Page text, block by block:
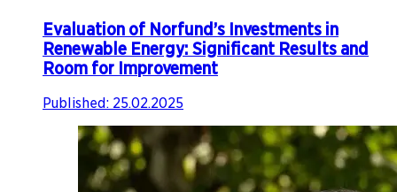
Evaluation of Norfund’s Investments in
Renewable Energy: Significant Results and
Room for Improvement​​​​‌ ‍ ​‍​‍‌‍ ‌ ​‍‌‍‍‌‌‍‌ ‌‍‍‌‌‍ ‍​‍​‍​ ‍‍​‍​‍‌ ​ ‌‍​‌‌‍ ‍‌‍‍‌‌ ‌​‌ ‍‌​‍ ‍‌‍‍‌‌‍ ​‍​‍​‍ ​​‍​‍‌‍‍​‌ ​‍‌‍‌‌‌‍‌‍​‍​‍​ ‍‍​‍​‍‌‍‍​‌ ‌​‌ ‌​‌ ​​‌ ​ ​ ‍‍​‍ ​‍ ‌‍ ‍‌‍ ‌ ​‍‌‍‌‌‌‍​ ​‍ ‌‌‍‌‌‌ ‌‍‌‍​‌‌‍ ​​‍ ‌‌‍​ ‌‍ ‌‌ ​ ​‍ ‍‌ ‌‍‌‍‌‌‌ ​‍‌‍​ ‌‍‌‌‌‍ ​​‍ ‍‌‍​‌‌ ​​‌ ​​​‍ ‌‍‍‌‌‍ ‍‌ ‌​‌‍‌‌‌‍ ‍‌ ‌​​‍ ‌‍‌‌‌‍‌​‌‍‍‌‌ ‌​​‍ ‌‍ ‌‌‍ ‌‍‌​‌‍‌‌​ ‌‌ ​​‌ ​‍‌‍‌‌‌ ​ ‌‍‌‌‌‍ ‍‌ ‌​‌‍​‌‌ ‌​‌‍‍‌‌‍ ‌‍ ‍​ ‍ ‌‍‍‌‌‍‌​​ ‌‌‍​‍​ ​ ​ ‌​​ ​​​ ‌​​ ‌‌​ ‍‌‌‍‌‌​‍ ‌​ ​‌​ ‌‌​ ‌ ​ ​​​‍ ‌​ ‌​​ ‍​‌‍​‍​ ‌‍​‍ ‌‌‍​‍​ ​‌​ ‌​​ ​‍​‍ ‌​ ‍​​ ‌​​ ‍‌​ ‍​‌‍‌​‌‍‌‍‌‍​‌‌‍​ ​ ‌ ​ ​‌​ ​ ​ ‌‌​ ‍ ‌ ‌​‌ ‍‌‌ ​​‌‍‌‌​ ‌‌‍ ‍‌‍‌‌‌ ‌ ‌ ​ ‌​​‌‌ ​‍‌ ‌​‌‍‍‌‌‍​ ‌‍ ​‌‍‌‌​ ‍ ‌ ​​‌‍​‌‌ ‌​‌‍‍​​ ‌‌ ‌​‌‍‍‌‌ ‌​‌‍ ​‌‍‌‌​ ‌‍​‍‌‍​‌‌ ​ ‌‍‌‌‌‌‌‌‌ ​‍‌‍ ​​ ‌‌‍‍​‌ ‌​‌ ‌​‌ ​​‌ ​ ​‍‌‌​ ​ ‌​​‌​‍‌‌​ ​‍‌​‌‍​‍‌‌​ ​‍‌​‌‍‌‍ ‍‌‍ ‌ ​‍‌‍‌‌‌‍​ ​‍ ‌‌‍‌‌‌ ‌‍‌‍​‌‌‍ ​​‍ ‌‌‍​ ‌‍ ‌‌ ​ ​‍ ‍‌ ‌‍‌‍‌‌‌ ​‍‌‍​ ‌‍‌‌‌‍ ​​‍ ‍‌‍​‌‌ ​​‌ ​​​‍‌‍‌‍‍‌‌‍‌​​ ‌‌‍​‍​ ​ ​ ‌​​ ​​​ ‌​​ ‌‌​ ‍‌‌‍‌‌​‍ ‌​ ​‌​ ‌‌​ ‌ ​ ​​​‍ ‌​ ‌​​ ‍​‌‍​‍​ ‌‍​‍ ‌‌‍​‍​ ​‌​ ‌​​ ​‍​‍ ‌​ ‍​​ ‌​​ ‍‌​ ‍​‌‍‌​‌‍‌‍‌‍​‌‌‍​ ​ ‌ ​ ​‌​ ​ ​ ‌‌​‍‌‍‌ ‌​‌ ‍‌‌ ​​‌‍‌‌​ ‌‌‍ ‍‌‍‌‌‌ ‌ ‌ ​ ‌​​‌‌ ​‍‌ ‌​‌‍‍‌‌‍​ ‌‍ ​‌‍‌‌​‍‌‍‌ ​​‌‍​‌‌ ‌​‌‍‍​​ ‌‌ ‌​‌‍‍‌‌ ‌​‌‍ ​‌‍‌‌​‍‌‍‌ ​​‌‍‌‌‌ ​‍‌ ​ ‌ ​​‌‍‌‌‌‍​ ‌ ‌​‌‍‍‌‌ ‌‍‌‍‌‌​ ‌‌ ​​‌ ‌‌‌‍​‍‌‍ ​‌‍‍‌‌ ​ ‌‍‍​‌‍‌‌‌‍‌​​‍​‍‌ ‌
Published: 25.02.2025